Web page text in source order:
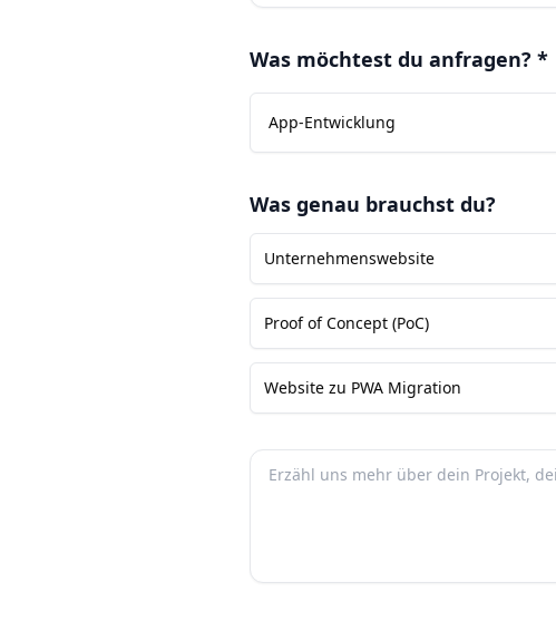
Was möchtest du anfragen? *
App-Entwicklung
Was genau brauchst du?
Unternehmenswebsite
Proof of Concept (PoC)
Website zu PWA Migration